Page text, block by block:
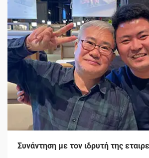
Συνάντηση με τον ιδρυτή της